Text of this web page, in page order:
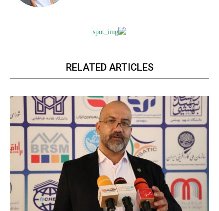
RELATED ARTICLES